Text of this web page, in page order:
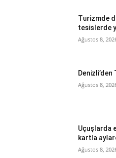
Turizmde
tesislerde
Ağustos 8,
Denizli’den
Ağustos 8,
Uçuşlarda
kartla
Ağustos 8,